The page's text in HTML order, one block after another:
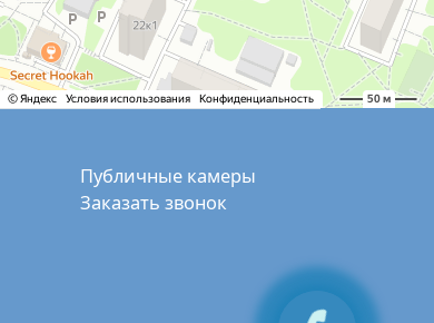
Публичные камеры
Заказать звонок